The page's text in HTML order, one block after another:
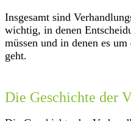
Insgesamt sind
wichtig, in denen
müssen und in denen es
geht.
Die Geschichte der